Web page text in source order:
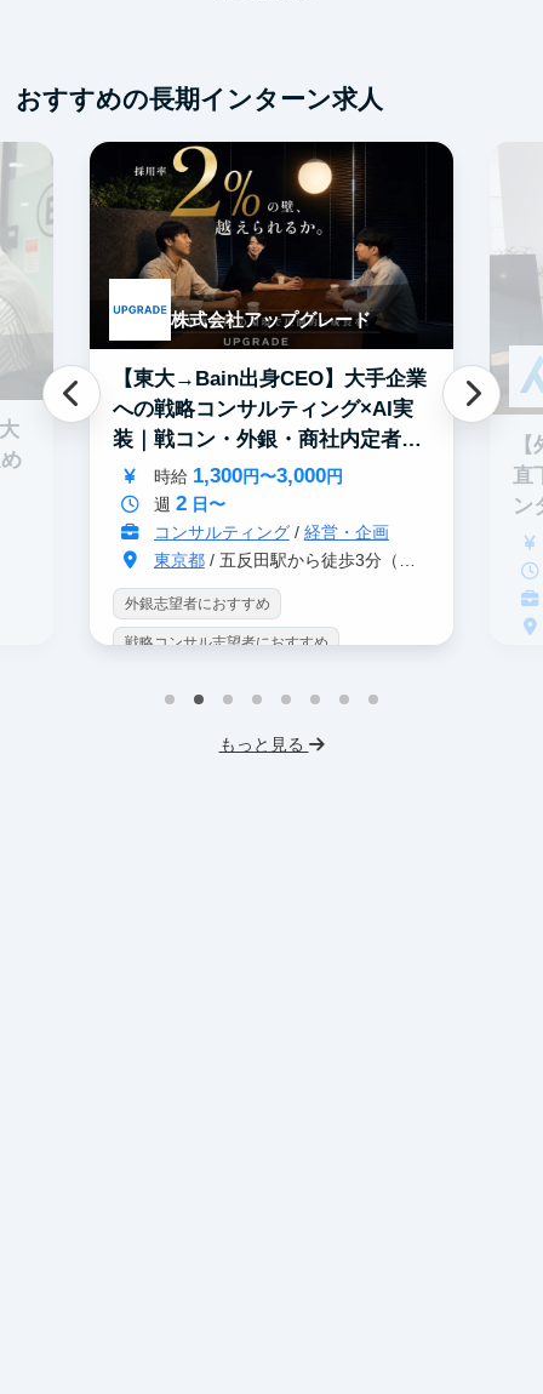
おすすめの長期インターン求人
株式会社アップグレード
【東大→Bain出身CEO】大手企業
への戦略コンサルティング×AI実
装｜戦コン・外銀・商社内定者多
数
時給 1,300円〜3,000円
週 2日〜
コンサルティング/ 経営・企画
東京都/ 五反田駅から徒歩3分（大崎駅から徒歩8分）
外銀志望者におすすめ
戦略コンサル志望者におすすめ
データサイエンス
直
ン
もっと見る